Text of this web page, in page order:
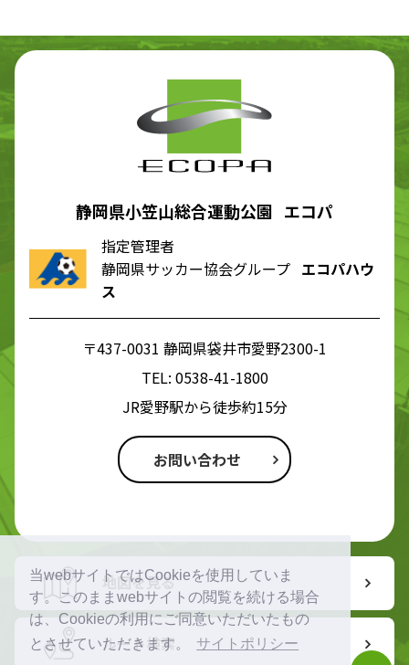
当webサイトではCookieを使用していま
す。このままwebサイトの閲覧を続ける場合
は、Cookieの利用にご同意いただいたもの
とさせていただきます。
サイトポリシー
静岡県小笠山総合運動公園 エコパ
指定管理者
静岡県サッカー協会グループ エコパハウ
ス
〒437-0031 静岡県袋井市愛野2300-1
TEL: 0538-41-1800
JR愛野駅から徒歩約15分
お問い合わせ
地図を見る
ルート検索